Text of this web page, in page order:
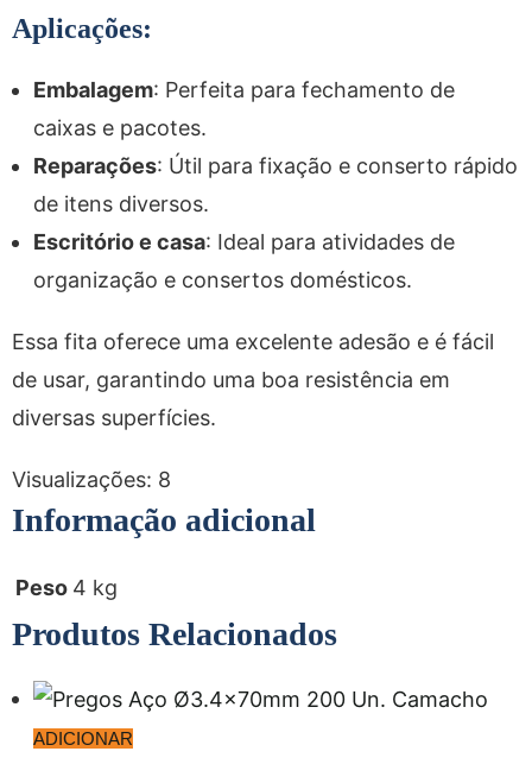
Aplicações:
Embalagem: Perfeita para fechamento de
caixas e pacotes.
Reparações: Útil para fixação e conserto rápido
de itens diversos.
Escritório e casa: Ideal para atividades de
organização e consertos domésticos.
Essa fita oferece uma excelente adesão e é fácil
de usar, garantindo uma boa resistência em
diversas superfícies.
Visualizações: 8
Informação adicional
Peso 4 kg
Produtos Relacionados
ADICIONAR